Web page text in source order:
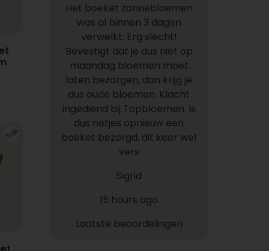
Het boeket zonnebloemen
was al binnen 3 dagen
verwelkt. Erg slecht!
Bevestigt dat je dus niet op
maandag bloemen moet
laten bezorgen, dan krijg je
dus oude bloemen. Klacht
ingediend bij Topbloemen. Is
dus netjes opnieuw een
boeket bezorgd, dit keer wel
vers
Sigrid
15 hours ago
Laatste beoordelingen